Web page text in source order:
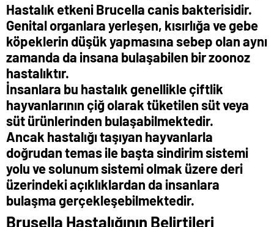
Hastalık etkeni Brucella canis bakterisidir.
Genital organlara yerleşen, kısırlığa ve gebe
köpeklerin düşük yapmasına sebep olan aynı
zamanda da insana bulaşabilen bir zoonoz
hastalıktır.
İnsanlara bu hastalık genellikle çiftlik
hayvanlarının çiğ olarak tüketilen süt veya
süt ürünlerinden bulaşabilmektedir.
Ancak hastalığı taşıyan hayvanlarla
doğrudan temas ile başta sindirim sistemi
yolu ve solunum sistemi olmak üzere deri
üzerindeki açıklıklardan da insanlara
bulaşma gerçekleşebilmektedir.
Brusella Hastalığının Belirtileri